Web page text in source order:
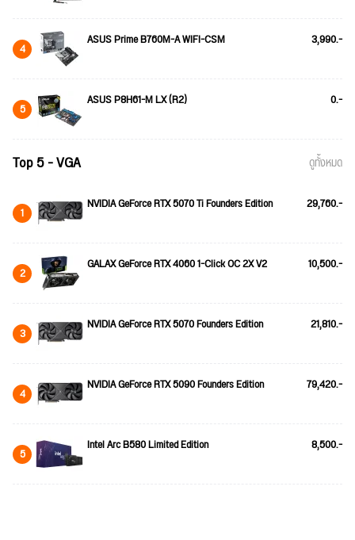
4 ASUS Prime B760M-A WIFI-CSM 3,990.-
5 ASUS P8H61-M LX (R2) 0.-
Top 5 - VGA ดูทั้งหมด
1 NVIDIA GeForce RTX 5070 Ti Founders Edition 29,760.-
2 GALAX GeForce RTX 4060 1-Click OC 2X V2 10,500.-
3 NVIDIA GeForce RTX 5070 Founders Edition 21,810.-
4 NVIDIA GeForce RTX 5090 Founders Edition 79,420.-
5 Intel Arc B580 Limited Edition 8,500.-